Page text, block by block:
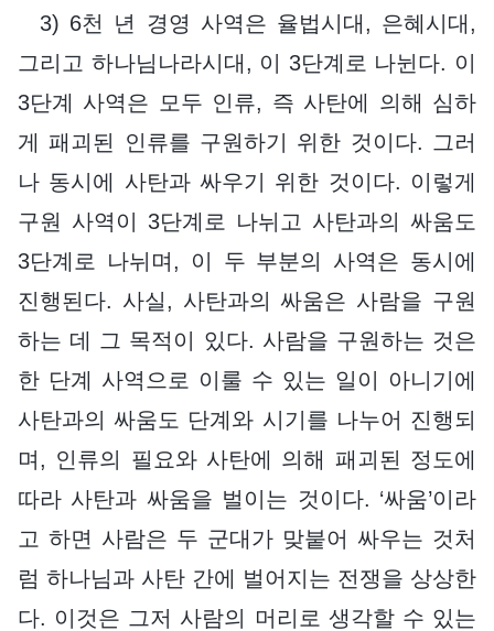
3) 6천 년 경영 사역은 율법시대, 은혜시대,
그리고 하나님나라시대, 이 3단계로 나뉜다. 이
3단계 사역은 모두 인류, 즉 사탄에 의해 심하
게 패괴된 인류를 구원하기 위한 것이다. 그러
나 동시에 사탄과 싸우기 위한 것이다. 이렇게
구원 사역이 3단계로 나뉘고 사탄과의 싸움도
3단계로 나뉘며, 이 두 부분의 사역은 동시에
진행된다. 사실, 사탄과의 싸움은 사람을 구원
하는 데 그 목적이 있다. 사람을 구원하는 것은
한 단계 사역으로 이룰 수 있는 일이 아니기에
사탄과의 싸움도 단계와 시기를 나누어 진행되
며, 인류의 필요와 사탄에 의해 패괴된 정도에
따라 사탄과 싸움을 벌이는 것이다. ‘싸움’이라
고 하면 사람은 두 군대가 맞붙어 싸우는 것처
럼 하나님과 사탄 간에 벌어지는 전쟁을 상상한
다. 이것은 그저 사람의 머리로 생각할 수 있는